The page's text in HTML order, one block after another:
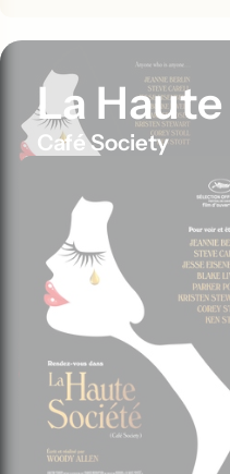
La
Café Society